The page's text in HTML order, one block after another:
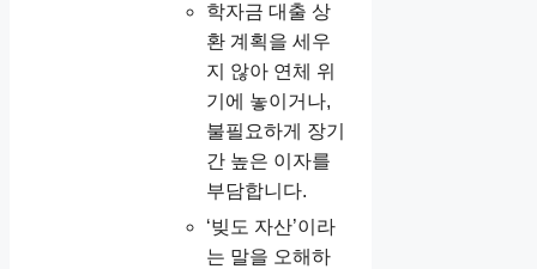
학자금 대출 상
환 계획을 세우
지 않아 연체 위
기에 놓이거나,
불필요하게 장기
간 높은 이자를
부담합니다.
‘빚도 자산’이라
는 말을 오해하